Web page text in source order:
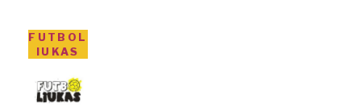
FUTBOL
IUKAS